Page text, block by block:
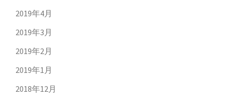
2019年4月
2019年3月
2019年2月
2019年1月
2018年12月